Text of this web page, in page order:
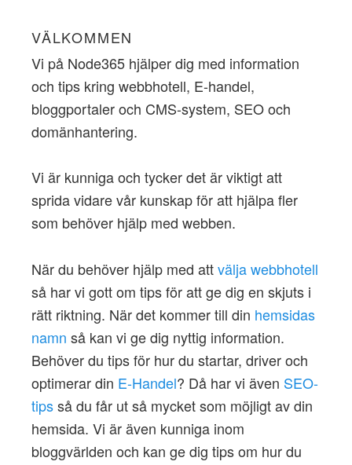
VÄLKOMMEN
Vi på Node365 hjälper dig med information
och tips kring webbhotell, E-handel,
bloggportaler och CMS-system, SEO och
domänhantering.
Vi är kunniga och tycker det är viktigt att
sprida vidare vår kunskap för att hjälpa fler
som behöver hjälp med webben.
När du behöver hjälp med attvälja webbhotell
så har vi gott om tips för att ge dig en skjuts i
rätt riktning. När det kommer till din hemsidas
namn så kan vi ge dig nyttig information.
Behöver du tips för hur du startar, driver och
optimerar din E-Handel? Då har vi även SEO-
tipsså du får ut så mycket som möjligt av din
hemsida. Vi är även kunniga inom
bloggvärlden och kan ge dig tips om hur du